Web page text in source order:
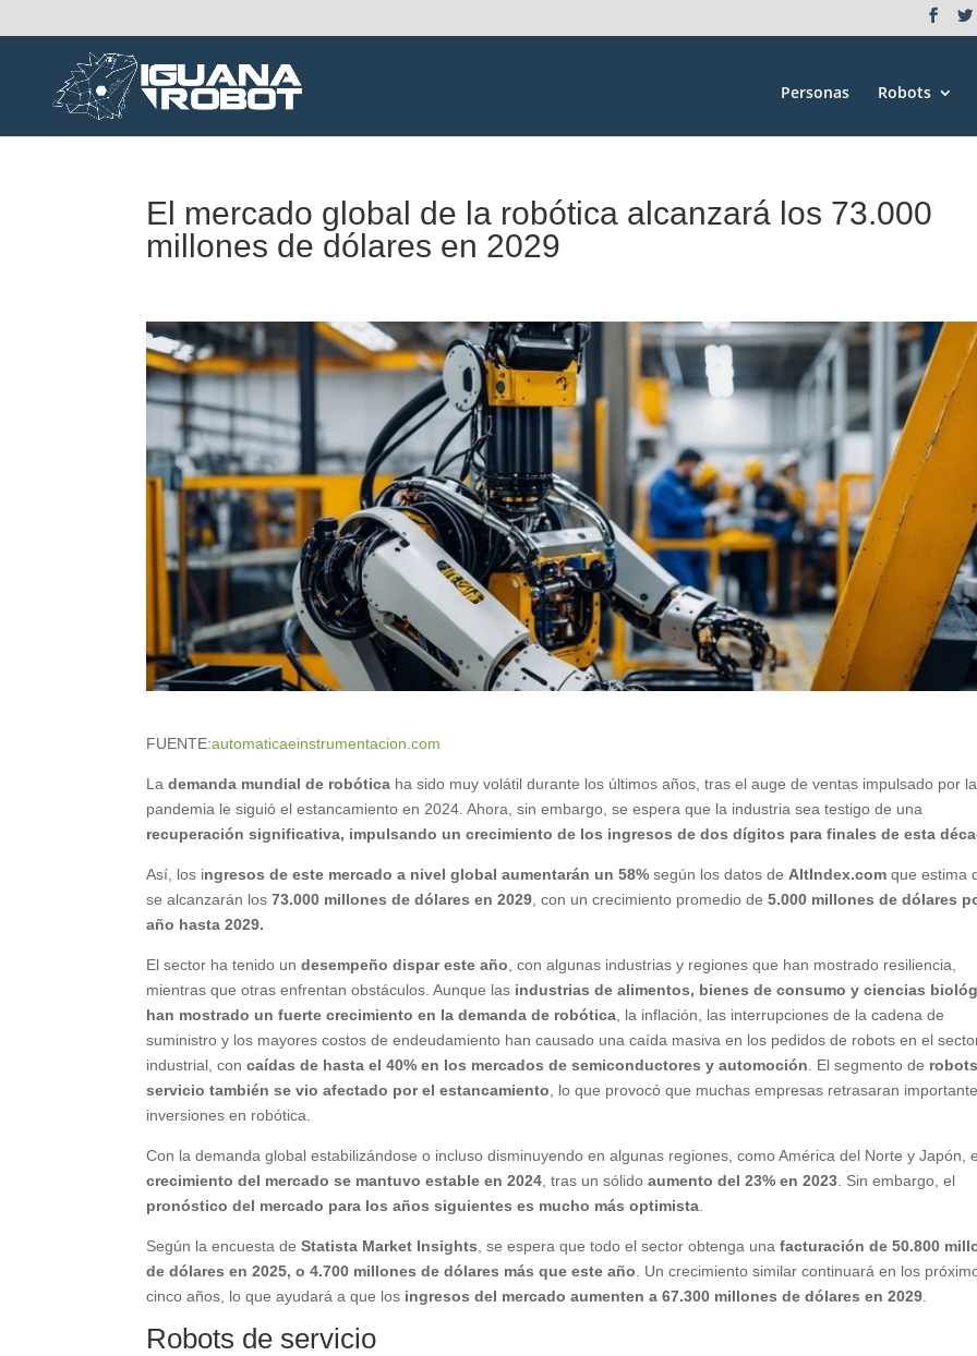
Personas Robots
El mercado global de la robótica alcanzará los 73.000
millones de dólares en 2029
FUENTE:automaticaeinstrumentacion.com
La demanda mundial de robótica ha sido muy volátil durante los últimos años, tras el auge de ventas impulsado por la
pandemia le siguió el estancamiento en 2024. Ahora, sin embargo, se espera que la industria sea testigo de una
recuperación significativa, impulsando un crecimiento de los ingresos de dos dígitos para finales de esta
Así, los ingresos de este mercado a nivel global aumentarán un 58%según los datos de AltIndex.com que estima
se alcanzarán los 73.000 millones de dólares en 2029 , con un crecimiento promedio de5.000 millones de dólares
año hasta 2029.
El sector ha tenido undesempeño dispar este año , con algunas industrias y regiones que han mostrado resiliencia,
mientras que otras enfrentan obstáculos. Aunque las industrias de alimentos, bienes de consumo y ciencias
han mostrado un fuerte crecimiento en la demanda de robótica , la inflación, las interrupciones de la cadena de
suministro y los mayores costos de endeudamiento han causado una caída masiva en los pedidos de robots en el
industrial, concaídas de hasta el 40% en los mercados de semiconductores y automoción . El segmento de
servicio también se vio afectado por el estancamiento , lo que provocó que muchas empresas retrasaran
inversiones en robótica.
Con la demanda global estabilizándose o incluso disminuyendo en algunas regiones, como América del Norte y Japón,
crecimiento del mercado se mantuvo estable en 2024 , tras un sólido aumento del 23% en 2023 . Sin embargo, el
pronóstico del mercado para los años siguientes es mucho más optimista
Según la encuesta deStatista Market Insights , se espera que todo el sector obtenga unafacturación de 50.800
de dólares en 2025, o 4.700 millones de dólares más que este año . Un crecimiento similar continuará en los
cinco años, lo que ayudará a que los ingresos del mercado aumenten a 67.300 millones de dólares en 2029
Robots de servicio